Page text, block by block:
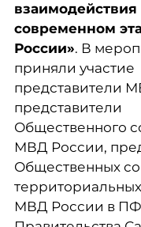
взаимодействия
современном
России». В
приняли участие
представители
представители
Общественного
МВД России,
Общественных
МВД России в